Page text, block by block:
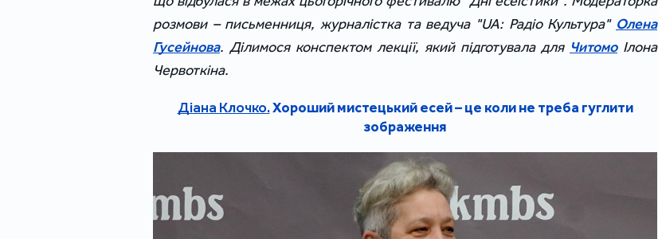
розмови – письменниця, журналістка та ведуча "UA: Радіо Культура" Олена
Гусейнова. Ділимося конспектом лекції, який підготувала для ЧитомоІлона
Червоткіна.
Діана Клочко.Хороший мистецький есей – це коли не треба гуглити
зображення